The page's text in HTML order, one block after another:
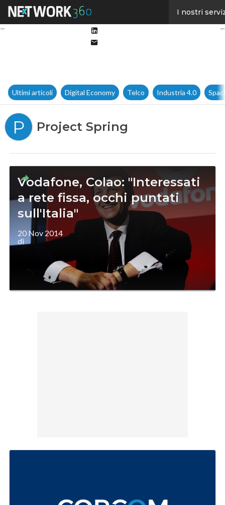
I nostri
Ultimi articoli Digital Economy Telco Industria 4.0
P Project Spring
Vodafone, Colao: "Interessati
a rete fissa, occhi puntati
sull'Italia"
20 Nov 2014
di